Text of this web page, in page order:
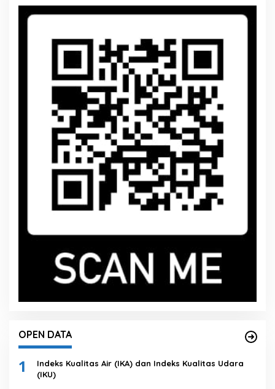
OPEN DATA
1
Indeks Kualitas Air (IKA) dan Indeks Kualitas Udara
(IKU)